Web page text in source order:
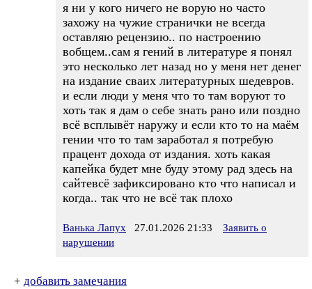
я ни у кого ничего не ворую но часто
захожу на чужие странички не всегда
оставляю рецензию.. по настроению
вобщем..сам я гений в литературе я понял
это несколько лет назад но у меня нет денег
на издание сваих литературных шедевров.
и если люди у меня что то там воруют то
хоть так я дам о себе знать рано или поздно
всё всплывёт наружу и если кто то на маём
гении что то там заработал я потребую
працент дохода от издания. хоть какая
капейка будет мне буду этому рад здесь на
сайтевсё зафиксировано кто что написал и
когда.. так что не всё так плохо
Ванька Лапух 27.01.2026 21:33
Заявить о
нарушении
+ добавить замечания